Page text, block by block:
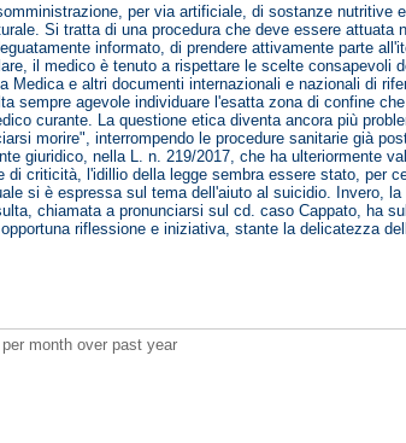
per via artificiale, di sostanze nutritive
Si tratta di una procedura che deve essere attuata
informato, di prendere attivamente parte
il medico è tenuto a rispettare le scelte consapevoli
Medica e altri documenti internazionali e nazionali di
sempre agevole individuare l'esatta zona di confine
curante. La questione etica diventa ancora più
morire", interrompendo le procedure sanitarie già
giuridico, nella L. n. 219/2017, che ha ulteriormente
criticità, l'idillio della legge sembra essere stato, per
si è espressa sul tema dell'aiuto al suicidio. Invero,
chiamata a pronunciarsi sul cd. caso Cappato, ha
riflessione e iniziativa, stante la delicatezza
per month over past year